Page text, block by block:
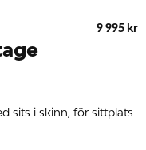
9 995 kr
sits i skinn, för sittplats